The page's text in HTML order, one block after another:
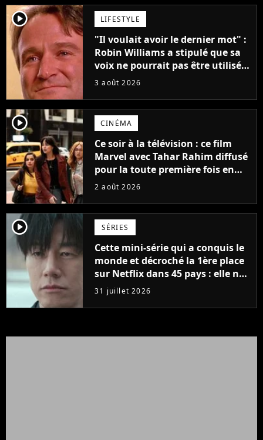
player2 LIFESTYLE
"Il voulait avoir le dernier mot" :
Robin Williams a stipulé que sa
voix ne pourrait pas être utilisée
avant 2039, pourtant Disney
inédits
3 août 2026
player2 CINÉMA
Ce soir à la télévision : ce film
Marvel avec Tahar Rahim diffusé
pour la toute première fois en
France
2 août 2026
player2 SÉRIES
Cette mini-série qui a conquis le
monde et décroché la 1ère place
sur Netflix dans 45 pays : elle ne
compte que 10 épisodes et c'est
un phénomène mondial
31 juillet 2026